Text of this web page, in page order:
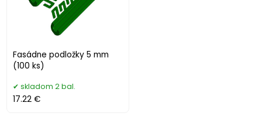
Fasádne podložky 5 mm
(100 ks)
skladom 2 bal.
17.22 €